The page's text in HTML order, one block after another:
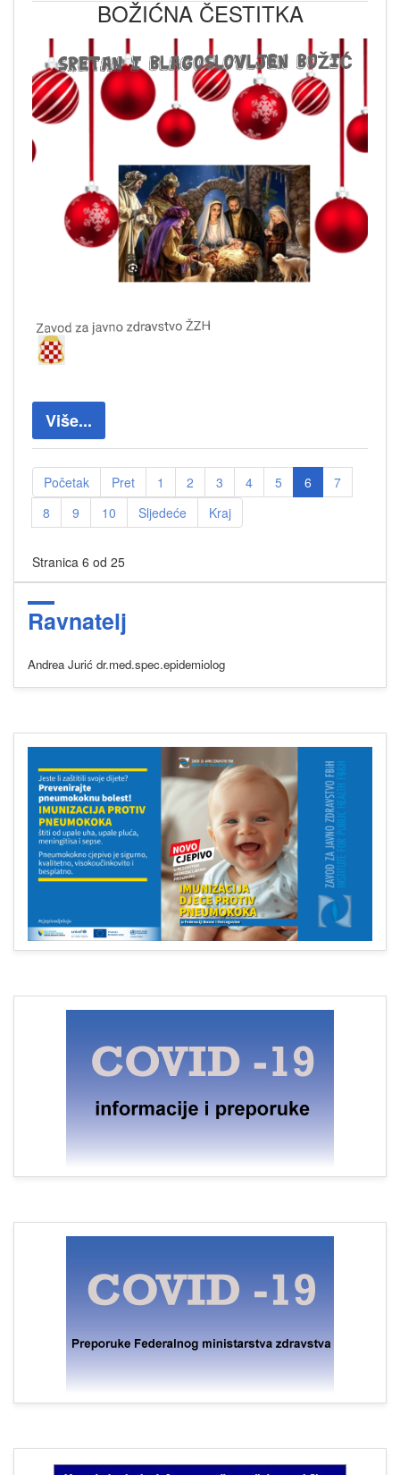
BOŽIĆNA ČESTITKA
Više...
Početak Pret 1 2 3 4 5 6
7
8
9 10 Sljedeće Kraj
Stranica 6 od 25
Ravnatelj
Andrea Jurić dr.med.spec.epidemiolog